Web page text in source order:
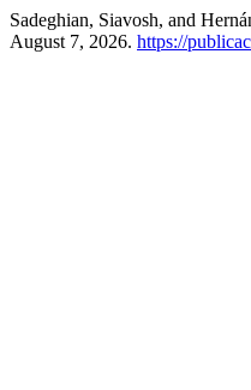
Sadeghian, Siavosh, and
August 7, 2026. https://